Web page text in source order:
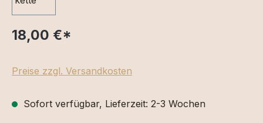
18,00 €*
Preise zzgl. Versandkosten
Sofort verfügbar, Lieferzeit: 2-3 Wochen